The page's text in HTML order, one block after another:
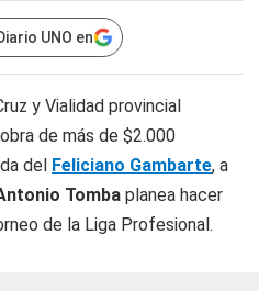
UNO en
y Vialidad provincial
de más de $2.000
del Feliciano Gambarte, a
Tomba planea hacer
de la Liga Profesional.